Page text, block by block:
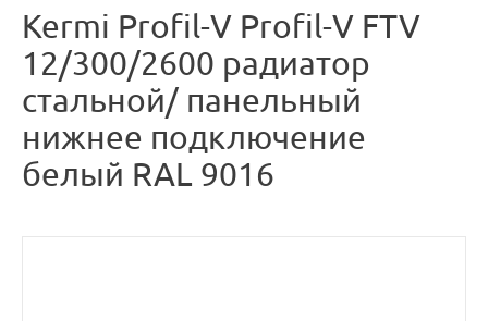
Kermi Profil-V Profil-V FTV
12/300/2600 радиатор
стальной/ панельный
нижнее подключение
белый RAL 9016